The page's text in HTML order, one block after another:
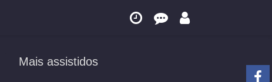
Mais assistidos